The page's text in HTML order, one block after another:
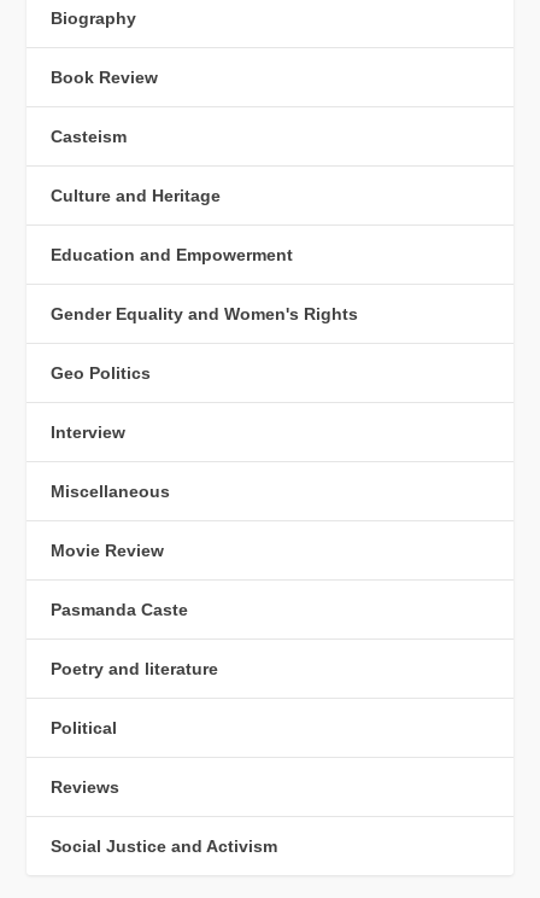
Biography
Book Review
Casteism
Culture and Heritage
Education and Empowerment
Gender Equality and Women's Rights
Geo Politics
Interview
Miscellaneous
Movie Review
Pasmanda Caste
Poetry and literature
Political
Reviews
Social Justice and Activism